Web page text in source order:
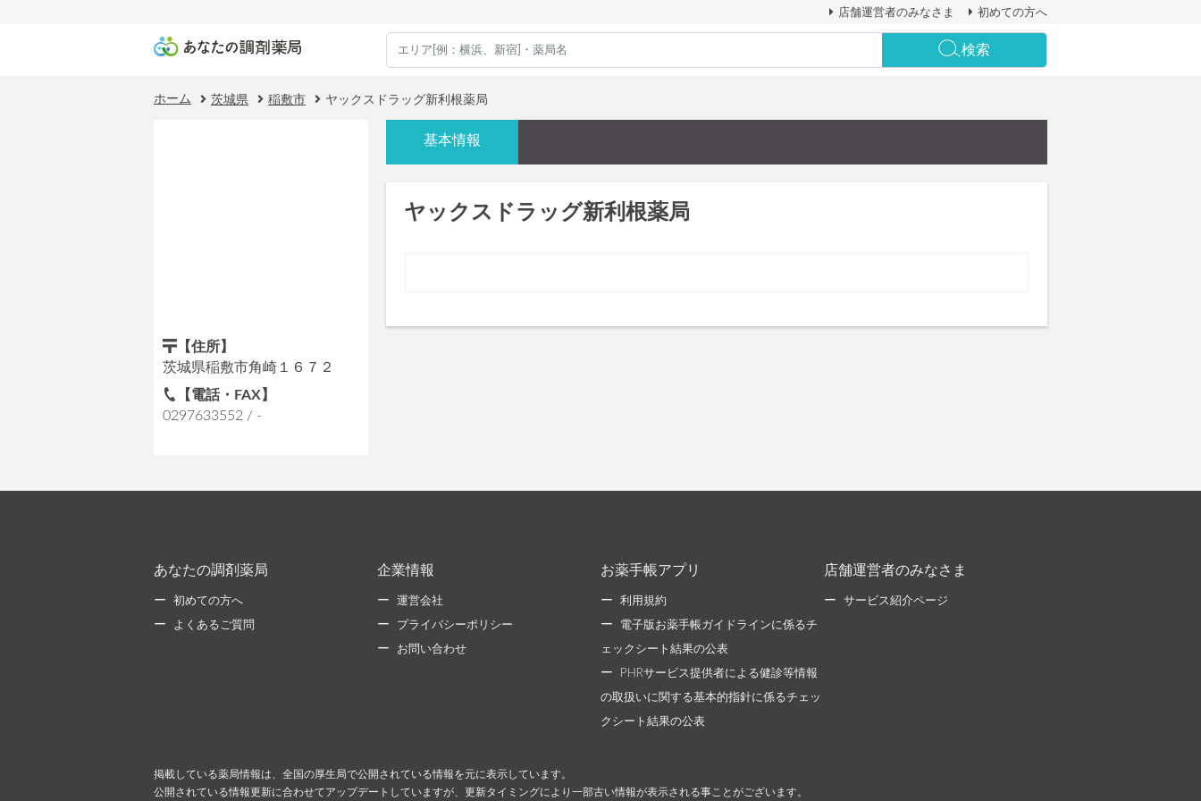
店舗運営者のみなさま 初めての方へ
検索
ホーム 茨城県 稲敷市 ヤックスドラッグ新利根薬局
【住所】
茨城県稲敷市角崎１６７２
【電話・FAX】
0297633552 / -
基本情報
ヤックスドラッグ新利根薬局
あなたの調剤薬局
初めての方へ
よくあるご質問
企業情報
運営会社
プライバシーポリシー
お問い合わせ
お薬手帳アプリ
利用規約
電子版お薬手帳ガイドラインに係るチ
ェックシート結果の公表
PHRサービス提供者による健診等情報
の取扱いに関する基本的指針に係るチェッ
クシート結果の公表
店舗運営者のみなさま
サービス紹介ページ
掲載している薬局情報は、全国の厚生局で公開されている情報を元に表示しています。
公開されている情報更新に合わせてアップデートしていますが、更新タイミングにより一部古い情報が表示される事ことがございます。